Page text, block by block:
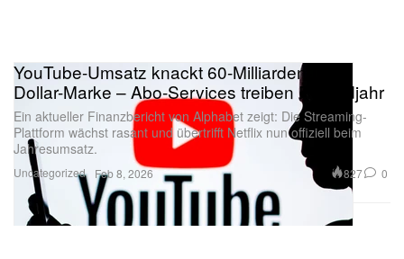
Uncategorized
YouTube-Umsatz knackt 60-Milliarden-US-
Dollar-Marke – Abo-Services treiben Rekordjahr
Ein aktueller Finanzbericht von Alphabet zeigt: Die Streaming-
Plattform wächst rasant und übertrifft Netflix nun offiziell beim
Jahresumsatz.
Feb 8, 2026 827 0